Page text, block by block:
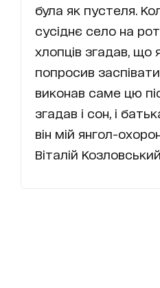
була як пустеля.
сусіднє село на
хлопців згадав, що я
попросив
виконав саме цю
згадав і сон, і
він мій янгол-
Віталій Козловський.